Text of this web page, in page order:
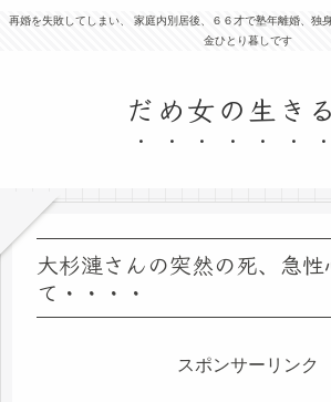
再婚を失敗してしまい、 家庭内別居後、６６才で塾年離婚、独
金ひとり暮しです
だめ女の生き
大杉漣さんの突然の死、急性
て・・・・
スポンサーリンク